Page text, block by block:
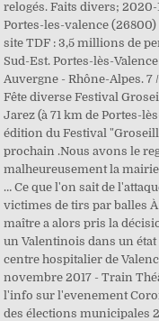
relogés. Faits divers;
Portes-les-valence
site TDF : 3,5 millions de
Sud-Est. Portes-lès-
Auvergne - Rhône-Alpes. 7
Fête diverse Festival
Jarez (à 71 km de Portes-
édition du Festival
prochain .Nous avons le
malheureusement la
… Ce que l'on sait de
victimes de tirs par balles
maître a alors pris la
un Valentinois dans un
centre hospitalier de
novembre 2017 - Train
l'info sur l'evenement
des élections municipales